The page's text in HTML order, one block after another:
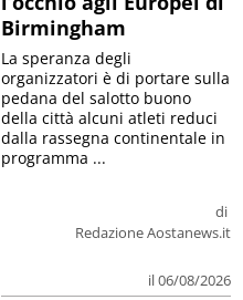
Birmingham
di
Redazione Aostanews.it
il 06/08/2026
La speranza degli
organizzatori è di portare sulla
pedana del salotto buono
della città alcuni atleti reduci
dalla rassegna continentale in
programma ...